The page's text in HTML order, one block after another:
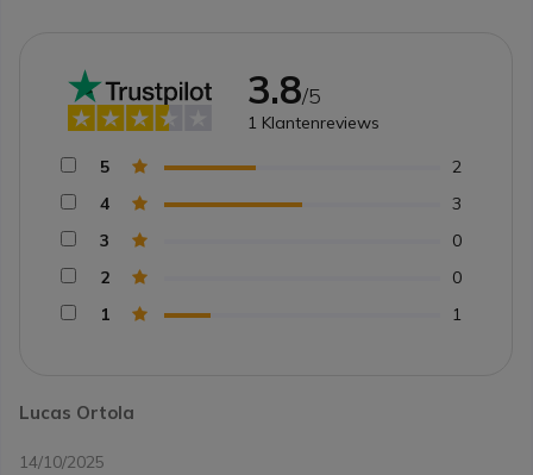
Lucas Ortola
14/10/2025
3.8/5
1 Klantenreviews
5
2
4
3
3
0
2
0
1
1